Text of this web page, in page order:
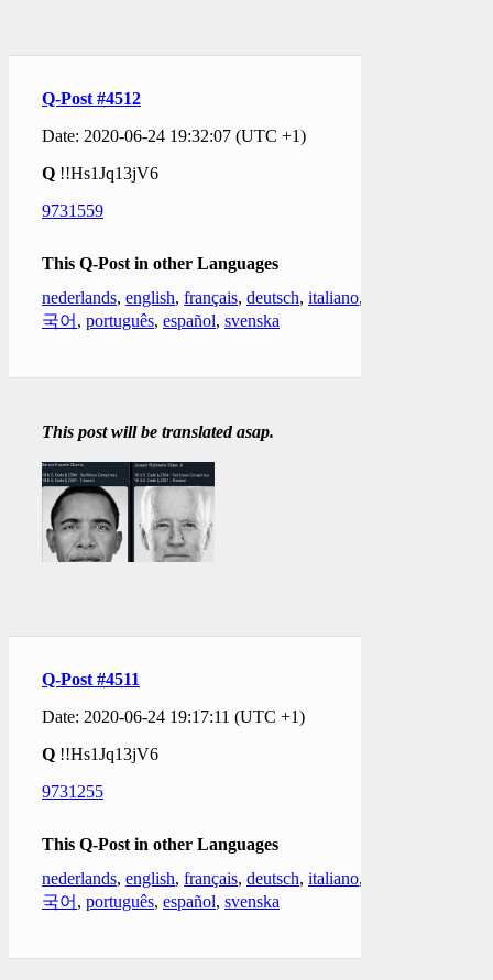
Q-Post #4512
Date: 2020-06-24 19:32:07 (UTC +1)
Q !!Hs1Jq13jV6
9731559
This Q-Post in other Languages
nederlands, english, français, deutsch, italiano,
국어 , português, español, svenska
This post will be translated asap.
Q-Post #4511
Date: 2020-06-24 19:17:11 (UTC +1)
Q !!Hs1Jq13jV6
9731255
This Q-Post in other Languages
nederlands, english, français, deutsch, italiano,
국어 , português, español, svenska